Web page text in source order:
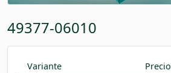
49377-06010
Variante
Precio